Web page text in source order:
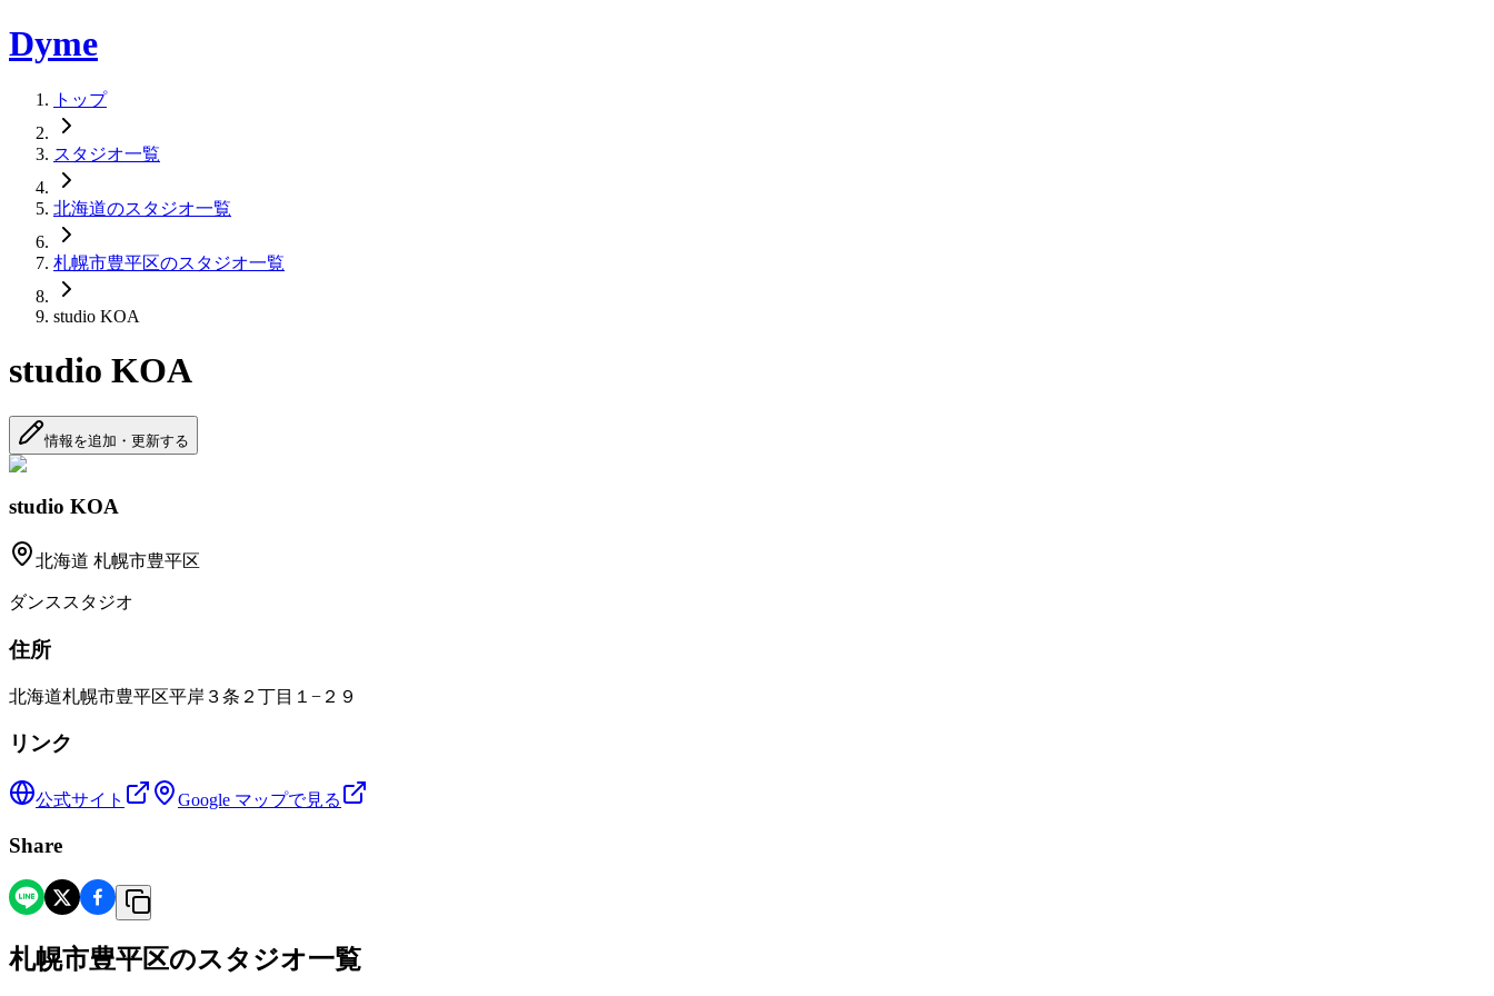
Dyme
トップ
スタジオ一覧
北海道のスタジオ一覧
札幌市豊平区のスタジオ一覧
studio KOA
studio KOA
情報を追加・更新する
studio KOA
北海道 札幌市豊平区
ダンススタジオ
住所
北海道札幌市豊平区平岸３条２丁目１−２９
リンク
公式サイト Google マップで見る
Share
札幌市豊平区のスタジオ一覧